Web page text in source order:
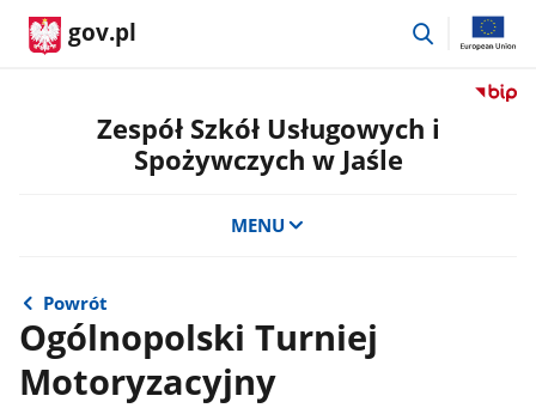
gov.pl
przejdź
Przejdź
Zespół Szkół Usługowych i
Spożywczych w Jaśle
MENU
Powrót
Ogólnopolski Turniej
Motoryzacyjny